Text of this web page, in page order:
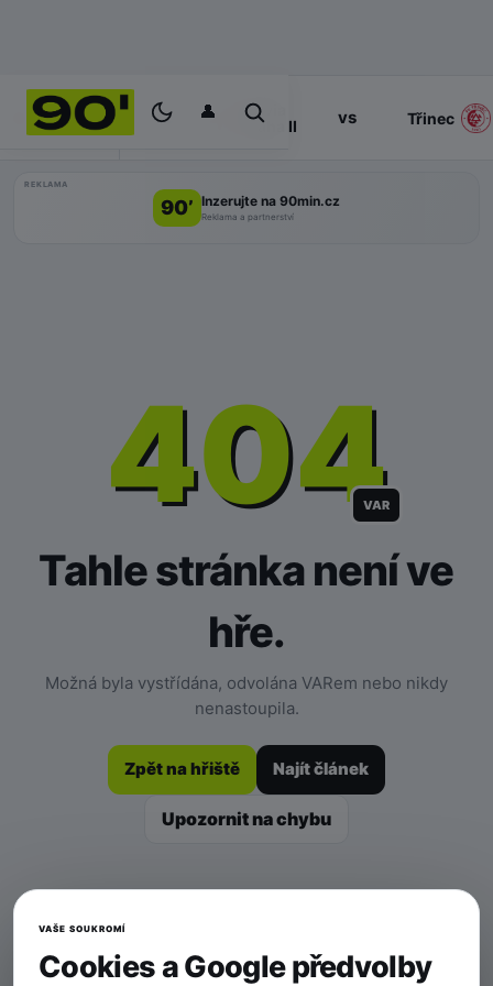
👤
PROGRAM 17:00
Slavia
Praha II
vs Třinec
REKLAMA
90’ Inzerujte na 90min.cz
Reklama a partnerství
404
VAR
Tahle stránka není ve
hře.
Možná byla vystřídána, odvolána VARem nebo nikdy
nenastoupila.
Zpět na hřiště Najít článek
Upozornit na chybu
VAŠE SOUKROMÍ
Cookies a Google předvolby